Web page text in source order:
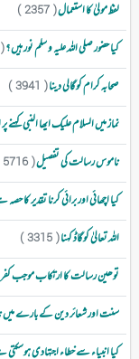
لفظ مولیٰ کا استعمال( 2357 )
کیا حضور صلی اللہ علیہ و سلم نور ہیں ؟( 3628 )
صحابہ کرام کو گالی دینا( 3941 )
نماز میں السلام علیک ایھا النبی کہنے
ناموس رسالت کی تفصیل( 5716 )
کیا اچھائی اور برائی کرنا تقدیر کا
اللہ تعالیٰ کو گاڈ کہنا( 3315 )
توھین رسالت کا ارتکاب موجب
سنت اور شعائر دین کے بارے میں
کیا انبیاء سے خطاء اجتہادی